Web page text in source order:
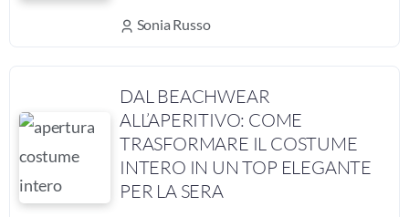
Sonia Russo
DAL BEACHWEAR
ALL’APERITIVO: COME
TRASFORMARE IL COSTUME
INTERO IN UN TOP ELEGANTE
PER LA SERA